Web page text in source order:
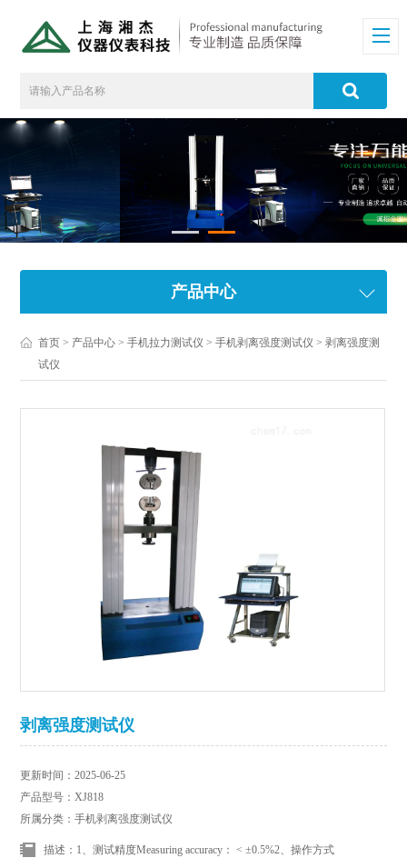
产品中心
首页 > 产品中心 >手机拉力测试仪 >手机剥离强度测试仪 > 剥离强度测
试仪
剥离强度测试仪
更新时间：2025-06-25
产品型号：XJ818
所属分类：手机剥离强度测试仪
描述：1、测试精度Measuring accuracy： < ±0.5%2、操作方式